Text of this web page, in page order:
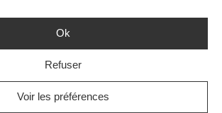
Ok
Refuser
Voir les préférences
vrijdag van 9 tot 17 uur (tot onze
of viainfo@myhotel.be. NEXT ARTICLE